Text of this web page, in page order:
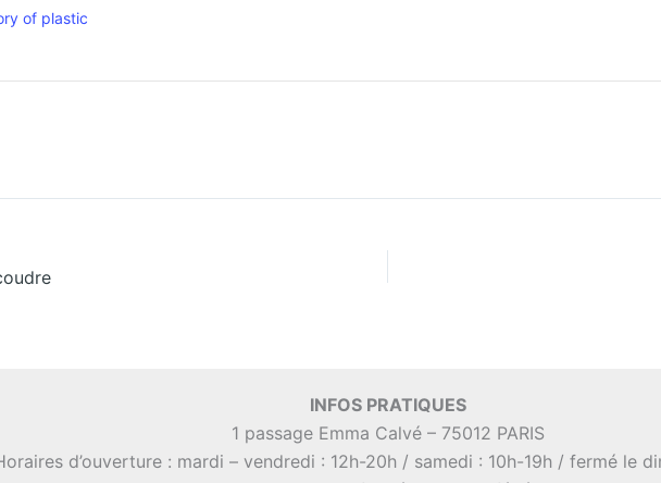
of plastic
INFOS PRATIQUES
1 passage Emma Calvé – 75012 PARIS
d’ouverture : mardi – vendredi : 12h-20h / samedi : 10h-19h / fermé le